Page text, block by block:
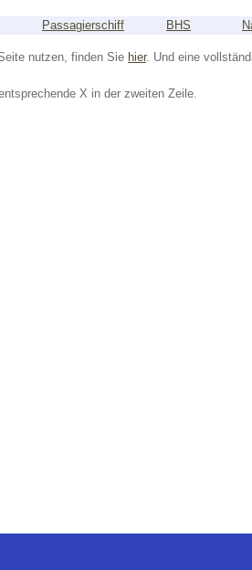
Passagierschiff BHS
nutzen, finden Sie hier. Und eine
X in der zweiten Zeile.